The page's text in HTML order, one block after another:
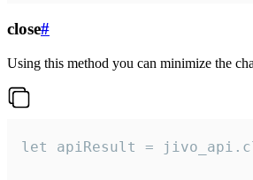
close#
Using this method you can minimize the
let apiResult =